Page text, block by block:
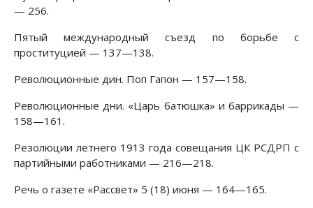
— 256.
Пятый международный съезд по борьбе с
проституцией — 137—138.
Революционные дин. Поп Гапон — 157—158.
Революционные дни. «Царь батюшка» и баррикады —
158—161.
Резолюции летнего 1913 года совещания ЦК РСДРП с
партийными работниками — 216—218.
Речь о газете «Рассвет» 5 (18) июня — 164—165.